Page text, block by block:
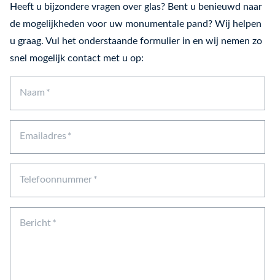
Heeft u bijzondere vragen over glas? Bent u benieuwd naar
de mogelijkheden voor uw monumentale pand? Wij helpen
u graag. Vul het onderstaande formulier in en wij nemen zo
snel mogelijk contact met u op:
Naam
Emailadres
Telefoonnummer
Bericht